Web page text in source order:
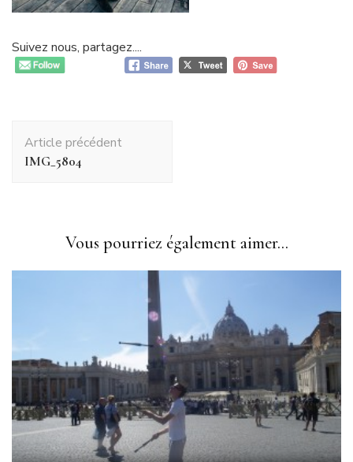
Suivez nous, partagez....
d'article
Article précédent
IMG_5804
Vous pourriez également aimer...